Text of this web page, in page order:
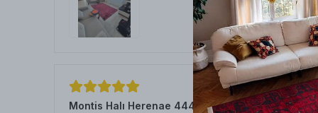
Montis Halı Herenae 444011 Krem Dokuma